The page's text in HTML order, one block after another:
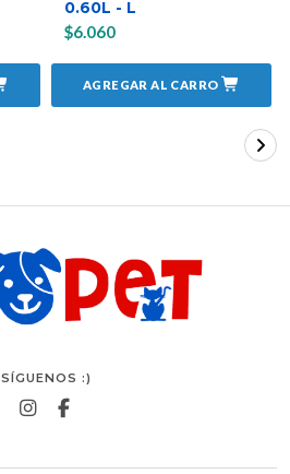
0.60L - L
$6.060
AGREGAR AL CARRO
SÍGUENOS :)